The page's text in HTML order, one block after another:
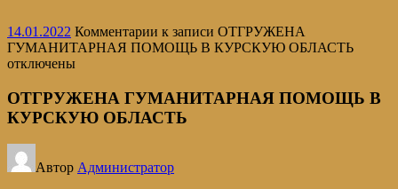
14.01.2022 Комментарии к записи ОТГРУЖЕНА
ГУМАНИТАРНАЯ ПОМОЩЬ В КУРСКУЮ ОБЛАСТЬ
отключены
ОТГРУЖЕНА ГУМАНИТАРНАЯ ПОМОЩЬ В
КУРСКУЮ ОБЛАСТЬ
Автор Администратор